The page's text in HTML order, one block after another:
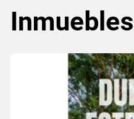
Inmuebles